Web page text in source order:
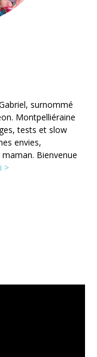
surnommé
Montpelliéraine
tests et slow
envies,
Bienvenue
>